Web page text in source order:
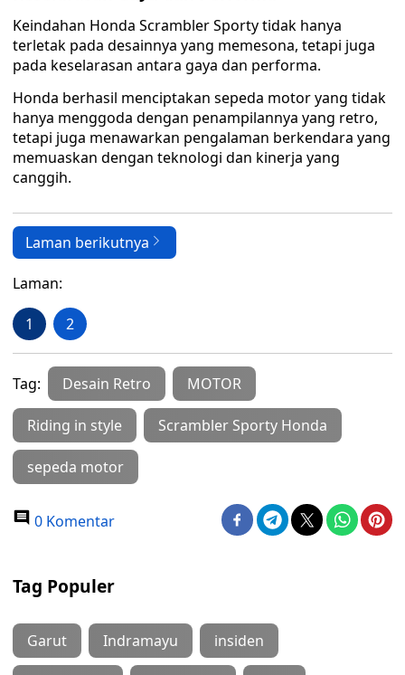
Keindahan Honda Scrambler Sporty tidak hanya
terletak pada desainnya yang memesona, tetapi juga
pada keselarasan antara gaya dan performa.
Honda berhasil menciptakan sepeda motor yang tidak
hanya menggoda dengan penampilannya yang retro,
tetapi juga menawarkan pengalaman berkendara yang
memuaskan dengan teknologi dan kinerja yang
canggih.
Laman berikutnya
Laman:
1 2
Tag: Desain Retro MOTOR
Riding in style Scrambler Sporty Honda
sepeda motor
0 Komentar
Tag Populer
Garut Indramayu insiden